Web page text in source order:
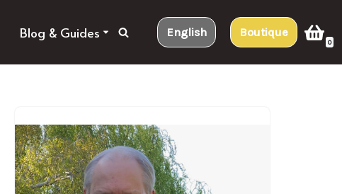
Blog & Guides English Boutique
0